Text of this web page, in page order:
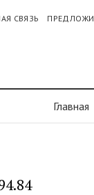
СВЯЗЬ
Главная